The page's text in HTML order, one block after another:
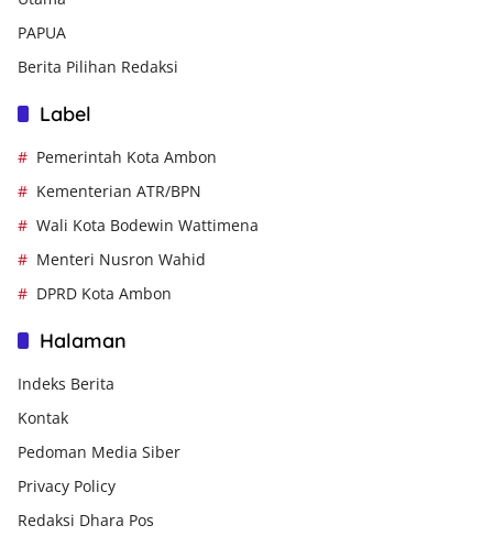
PAPUA
Berita Pilihan Redaksi
Label
Pemerintah Kota Ambon
Kementerian ATR/BPN
Wali Kota Bodewin Wattimena
Menteri Nusron Wahid
DPRD Kota Ambon
Halaman
Indeks Berita
Kontak
Pedoman Media Siber
Privacy Policy
Redaksi Dhara Pos